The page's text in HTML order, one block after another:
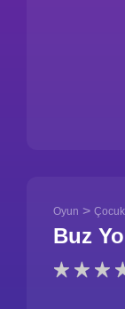
Oyun >
Buz